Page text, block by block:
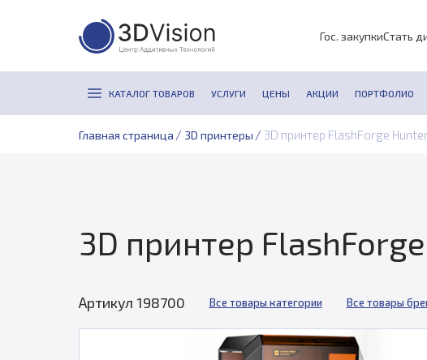
Гос. закупкиСтать
КАТАЛОГ ТОВАРОВ УСЛУГИ ЦЕНЫ АКЦИИ ПОРТФОЛИО
Главная страница / 3D принтеры / 3D принтер FlashForge
3D принтер
Артикул 198700 Все товары категории Все товары